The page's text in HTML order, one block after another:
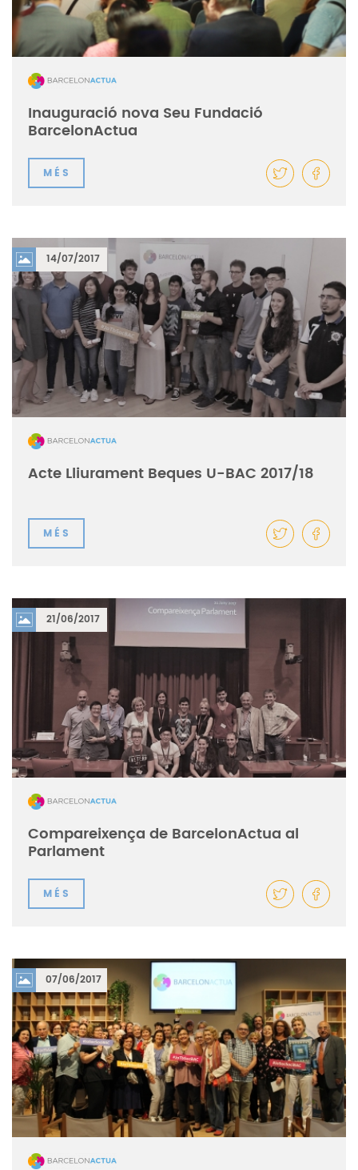
Inauguració nova Seu Fundació
BarcelonActua
MÉS
14/07/2017
Acte Lliurament Beques U-BAC 2017/18
MÉS
21/06/2017
Compareixença de BarcelonActua al
Parlament
MÉS
07/06/2017